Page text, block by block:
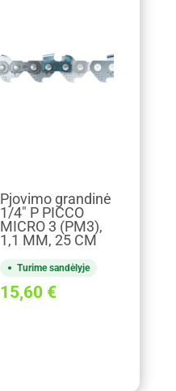
Pjovimo grandinė
1/4" P PICCO
MICRO 3 (PM3),
1,1 MM, 25 CM
Turime sandėlyje
15,60 €